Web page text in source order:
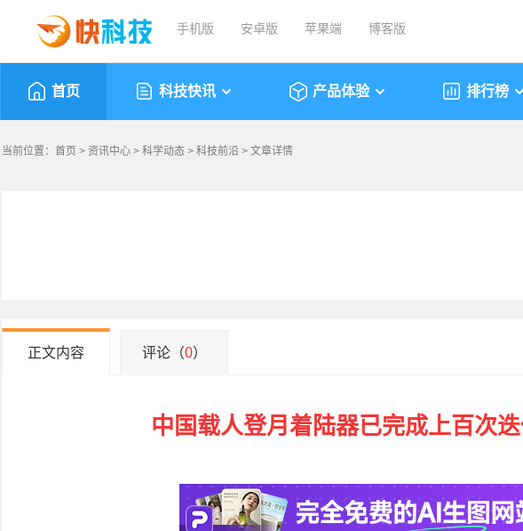
手机版 安卓版 苹果端 博客版
首页 科技快讯 产品体验 排行榜
当前位置： 首页 > 资讯中心 > 科学动态 > 科技前沿 > 文章详情
正文内容 评论（0）
中国载人登月着陆器已完成上百次